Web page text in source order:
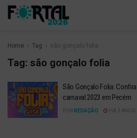
Home Tag são gonçalo folia
Tag: são gonçalo folia
São Gonçalo Folia:
carnaval 2023 em Pecém
POR REDAÇÃO HÁ 3 ANOS